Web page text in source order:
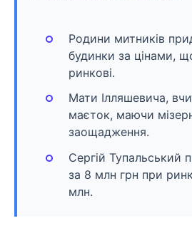
Родини митників
будинки за цінами,
ринкові.
Мати Ілляшевича,
маєток, маючи
заощадження.
Сергій Тупальський
за 8 млн грн при
млн.